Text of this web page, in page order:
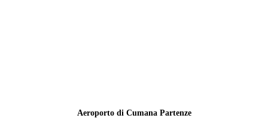
Aeroporto di Cumana Partenze